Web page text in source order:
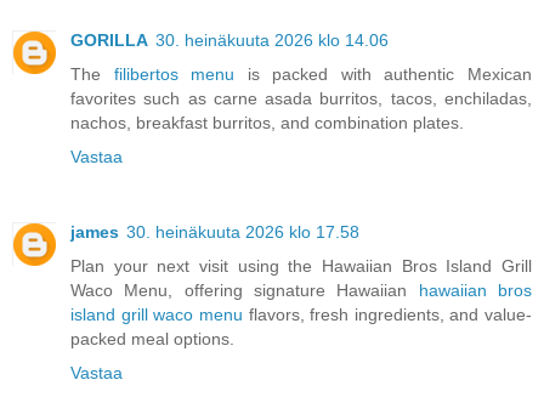
GORILLA 30. heinäkuuta 2026 klo 14.06
The filibertos menu is packed with authentic Mexican
favorites such as carne asada burritos, tacos, enchiladas,
nachos, breakfast burritos, and combination plates.
Vastaa
james 30. heinäkuuta 2026 klo 17.58
Plan your next visit using the Hawaiian Bros Island Grill
Waco Menu, offering signature Hawaiian hawaiian bros
island grill waco menu flavors, fresh ingredients, and value-
packed meal options.
Vastaa